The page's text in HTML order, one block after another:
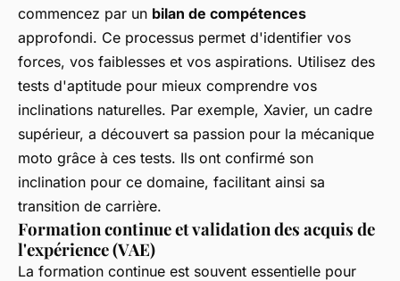
commencez par un bilan de compétences
approfondi. Ce processus permet d'identifier vos
forces, vos faiblesses et vos aspirations. Utilisez des
tests d'aptitude pour mieux comprendre vos
inclinations naturelles. Par exemple, Xavier, un cadre
supérieur, a découvert sa passion pour la mécanique
moto grâce à ces tests. Ils ont confirmé son
inclination pour ce domaine, facilitant ainsi sa
transition de carrière.
Formation continue et validation des acquis de
l'expérience (VAE)
La formation continue est souvent essentielle pour